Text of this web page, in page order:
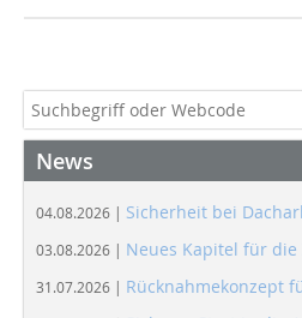
News
04.08.2026 | Sicherheit bei
03.08.2026 | Neues Kapitel für die
31.07.2026 | Rücknahmekonzept